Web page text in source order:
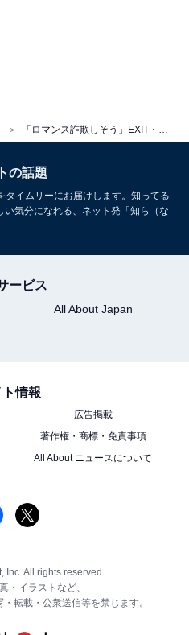
の話題
イムリーにお届けします。知ってる
気分になれる、ネット発「知ら（な
ービス
All About Japan
情報
広告掲載
著作権・商標・免責事項
All About ニュースについて
Inc. All rights reserved.
・イラストなど、
転載・公衆送信等を禁じます。